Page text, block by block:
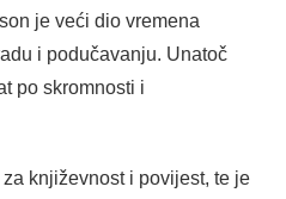
je veći dio vremena
i podučavanju. Unatoč
po skromnosti i
književnost i povijest, te je